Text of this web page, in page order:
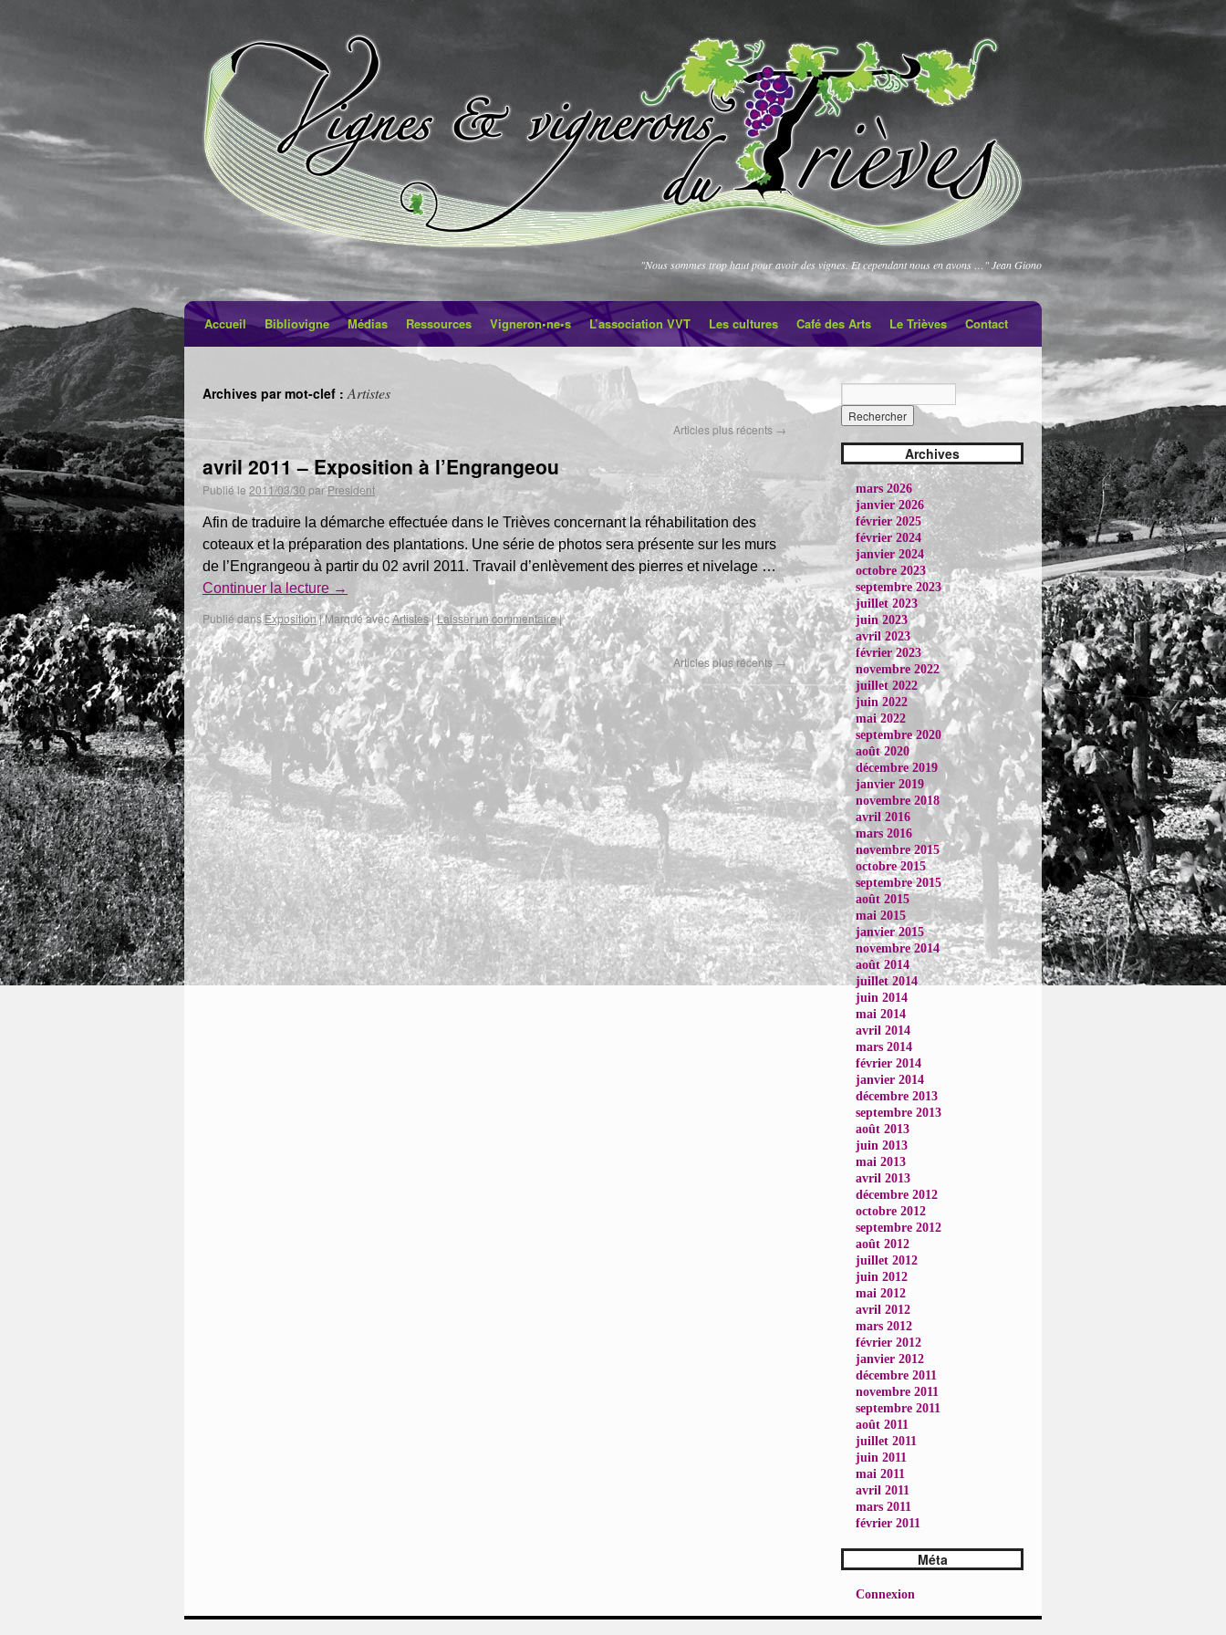
"Nous sommes trop haut pour avoir des vignes. Et cependant nous en avons …" Jean Giono
Accueil Bibliovigne Médias Ressources Vigneron•ne•s L’association VVT Les cultures Café des Arts Le Trièves Contact
Archives par mot-clef :Artistes
Articles plus récents →
avril 2011 – Exposition à l’Engrangeou
Publié le 2011/03/30 parPresident
Afin de traduire la démarche effectuée dans le Trièves concernant la réhabilitation des
coteaux et la préparation des plantations. Une série de photos sera présente sur les murs
de l’Engrangeou à partir du 02 avril 2011. Travail d’enlèvement des pierres et nivelage …
Continuer la lecture →
Publié dans Exposition|Marqué avecArtistes|Laisser un commentaire|
Articles plus récents→
Archives
mars 2026
janvier 2026
février 2025
février 2024
janvier 2024
octobre 2023
septembre 2023
juillet 2023
juin 2023
avril 2023
février 2023
novembre 2022
juillet 2022
juin 2022
mai 2022
septembre 2020
août 2020
décembre 2019
janvier 2019
novembre 2018
avril 2016
mars 2016
novembre 2015
octobre 2015
septembre 2015
août 2015
mai 2015
janvier 2015
novembre 2014
août 2014
juillet 2014
juin 2014
mai 2014
avril 2014
mars 2014
février 2014
janvier 2014
décembre 2013
septembre 2013
août 2013
juin 2013
mai 2013
avril 2013
décembre 2012
octobre 2012
septembre 2012
août 2012
juillet 2012
juin 2012
mai 2012
avril 2012
mars 2012
février 2012
janvier 2012
décembre 2011
novembre 2011
septembre 2011
août 2011
juillet 2011
juin 2011
mai 2011
avril 2011
mars 2011
février 2011
Méta
Connexion